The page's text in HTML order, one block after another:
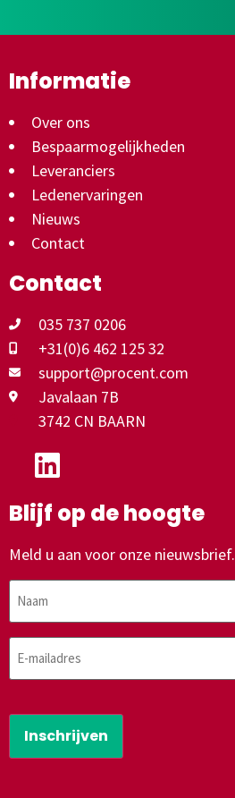
Informatie
Over ons
Bespaarmogelijkheden
Leveranciers
Ledenervaringen
Nieuws
Contact
Contact
035 737 0206
+31(0)6 462 125 32
support@procent.com
Javalaan 7B
3742 CN BAARN
Blijf op de hoogte
Meld u aan voor onze nieuwsbrief.
Naam
E-
mailadres